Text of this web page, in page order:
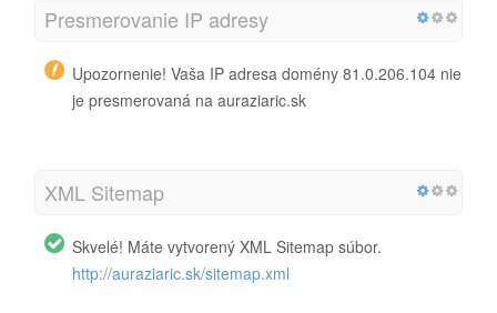
Presmerovanie IP adresy
Upozornenie! Vaša IP adresa domény 81.0.206.104 nie
je presmerovaná na auraziaric.sk
XML Sitemap
Skvelé! Máte vytvorený XML Sitemap súbor.
http://auraziaric.sk/sitemap.xml